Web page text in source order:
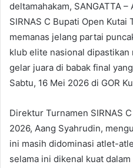
deltamahakam, SANGATTA
SIRNAS C Bupati Open
memanas jelang partai
klub elite nasional
gelar juara di babak final
Sabtu, 16 Mei 2026 di GOR
Direktur Turnamen SIRNAS
2026, Aang Syahrudin,
ini masih didominasi atlet-
selama ini dikenal kuat